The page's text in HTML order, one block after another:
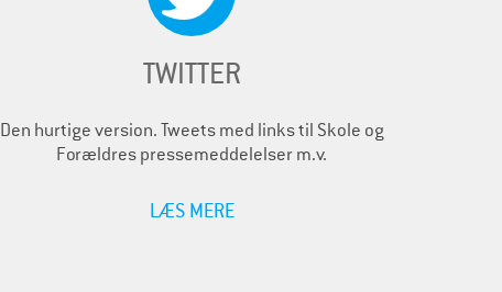
TWITTER
Den hurtige version. Tweets med links til Skole og
Forældres pressemeddelelser m.v.
LÆS MERE